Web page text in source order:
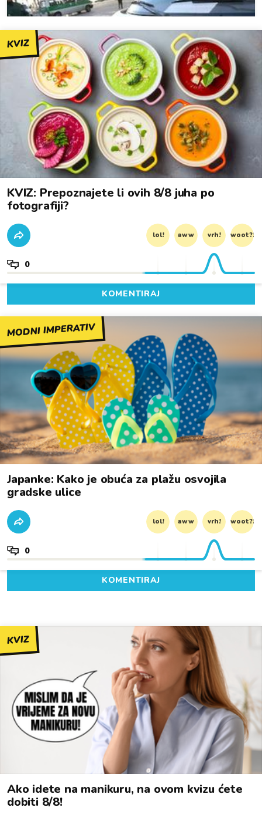
KVIZ
KVIZ: Prepoznajete li ovih 8/8 juha po
fotografiji?
lol! aww vrh! woot?!
0
KOMENTIRAJ
MODNI IMPERATIV
Japanke: Kako je obuća za plažu osvojila
gradske ulice
lol! aww vrh! woot?!
0
KOMENTIRAJ
KVIZ
Ako idete na manikuru, na ovom kvizu ćete
dobiti 8/8!